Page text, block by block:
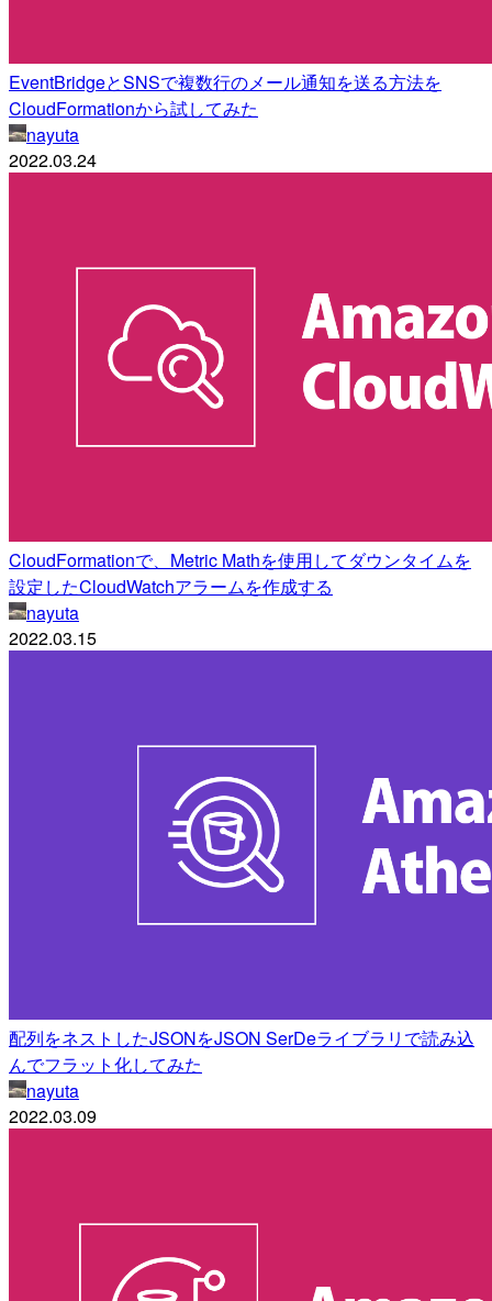
EventBridgeとSNSで複数行のメール通知を送る方法を
CloudFormationから試してみた
nayuta
2022.03.24
CloudFormationで、Metric Mathを使用してダウンタイムを
設定したCloudWatchアラームを作成する
nayuta
2022.03.15
配列をネストしたJSONをJSON SerDeライブラリで読み込
んでフラット化してみた
nayuta
2022.03.09